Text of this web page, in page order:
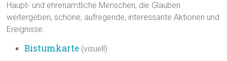
Haupt- und ehrenamtliche Menschen, die Glauben
weitergeben, schöne, aufregende, interessante Aktionen und
Ereignisse.
Bistumkarte (visuell)